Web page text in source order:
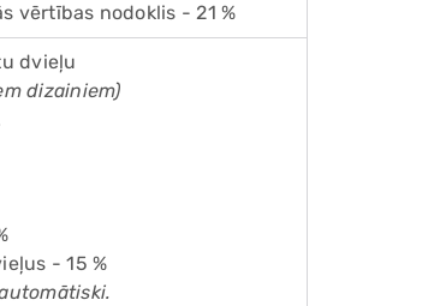
vērtības nodoklis - 21 %
dvieļu
dizainiem)
- 15 %